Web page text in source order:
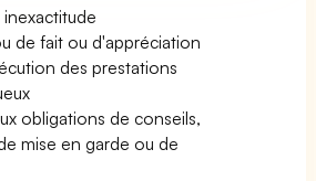
de fait ou d'appréciation
des prestations
obligations de conseils,
mise en garde ou de